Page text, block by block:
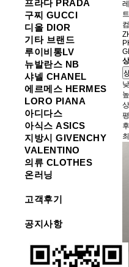
프라다 PRADA
구찌 GUCCI
디올 DIOR
기타 브랜드
루이비통LV
뉴발란스 NB
샤넬 CHANEL
에르메스 HERMES
LORO PIANA
아디다스
아식스 ASICS
지방시 GIVENCHY
VALENTINO
의류 CLOTHES
온러닝
고객후기
공지사항